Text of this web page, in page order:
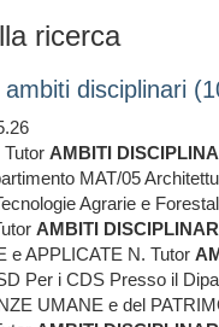
ricerca
disciplinari
AMBITI
MAT/05
Agrarie e
AMBITI
e APPLICATE N. Tutor
Per i CDS Presso il
UMANE e del